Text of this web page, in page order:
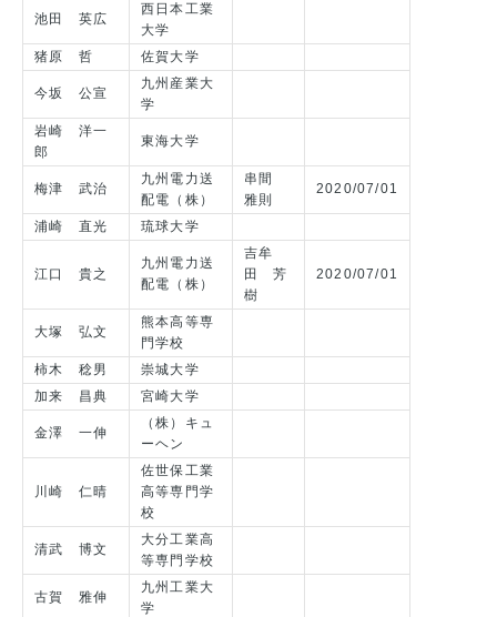
池田 英広
西日本工業
大学
猪原 哲
佐賀大学
今坂 公宣
九州産業大
学
岩崎 洋一
郎
東海大学
梅津 武治
九州電力送
配電（株）
串間
雅則
2020/07/01
浦崎 直光 琉球大学
江口 貴之
九州電力送
配電（株）
吉牟
田 芳
樹
2020/07/01
大塚 弘文
熊本高等専
門学校
柿木 稔男
崇城大学
加来 昌典
宮崎大学
金澤 一伸
（株）キュ
ーヘン
川崎 仁晴
佐世保工業
高等専門学
校
清武 博文
大分工業高
等専門学校
古賀 雅伸
九州工業大
学